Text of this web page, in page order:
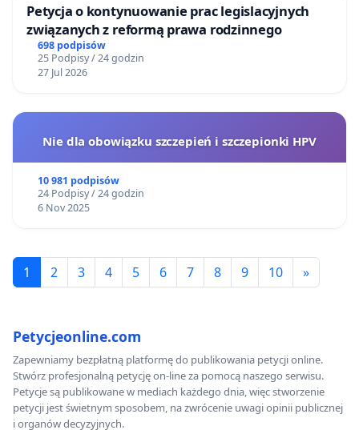
Petycja o kontynuowanie prac legislacyjnych
związanych z reformą prawa rodzinnego
698 podpisów
25 Podpisy / 24 godzin
27 Jul 2026
Nie dla obowiązku szczepień i szczepionki HPV
10 981 podpisów
24 Podpisy / 24 godzin
6 Nov 2025
1 2 3 4 5 6 7 8 9 10 »
Petycjeonline.com
Zapewniamy bezpłatną platformę do publikowania petycji online.
Stwórz profesjonalną petycję on-line za pomocą naszego serwisu.
Petycje są publikowane w mediach każdego dnia, więc stworzenie
petycji jest świetnym sposobem, na zwrócenie uwagi opinii publicznej
i organów decyzyjnych.